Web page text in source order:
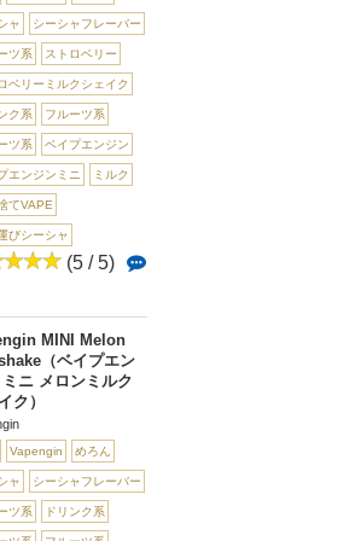
ャ シーシャフレーバー
ツ系 ストロベリー
ベリーミルクシェイク
ク系 フルーツ系
ツ系 ベイプエンジン
エンジンミニ ミルク
てVAPE
びシーシャ
(5 / 5)
MINI Melon
（ベイプエン
ニ メロンミルク
ク）
Vapengin めろん
ャ シーシャフレーバー
ツ系 ドリンク系